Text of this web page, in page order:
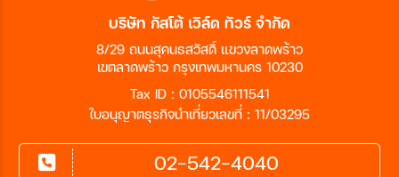
บริษัท กัสโต้ เวิล์ด ทัวร์ จำกัด
8/29 ถนนสุคนธสวัสดิ์ แขวงลาดพร้าว
เขตลาดพร้าว กรุงเทพมหานคร 10230
Tax ID : 0105546111541
ใบอนุญาตธุรกิจนำเที่ยวเลขที่ : 11/03295
02-542-4040